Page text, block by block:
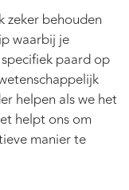
zeker behouden
waarbij je
paard op
helpen als we het
helpt ons om
manier te